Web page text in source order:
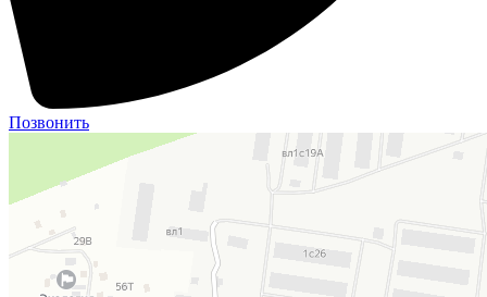
Позвонить